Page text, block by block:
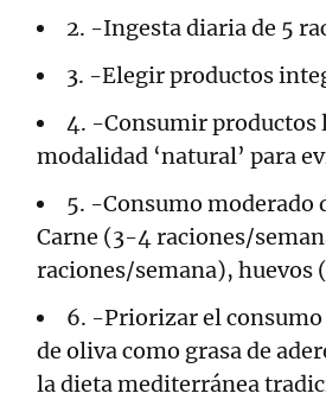
2. -Ingesta diaria de 5
3. -Elegir productos
4. -Consumir productos
modalidad ‘natural’ para
5. -Consumo moderado
Carne (3-4 raciones/
raciones/semana), huevos
6. -Priorizar el consumo
de oliva como grasa de
la dieta mediterránea